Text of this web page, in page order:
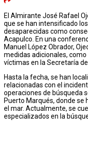
El Almirante José Rafael
que se han intensificado
desaparecidas como
Acapulco. En una
Manuel López Obrador,
medidas adicionales,
víctimas en la Secretaría de
Hasta la fecha, se han
relacionadas con el
operaciones de búsqueda
Puerto Marqués, donde se
el mar. Actualmente, se
especializados en la